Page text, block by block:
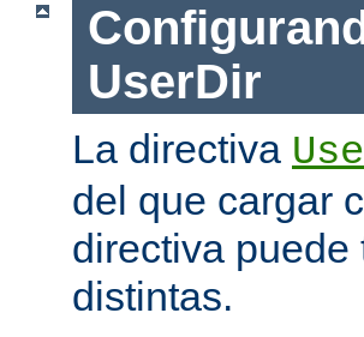
UserDir
La directiva
del que cargar
directiva puede
distintas.